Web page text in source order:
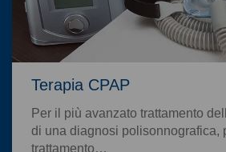
Terapia CPAP
Per il più avanzato trattamento
di una diagnosi polisonnografica,
trattamento…